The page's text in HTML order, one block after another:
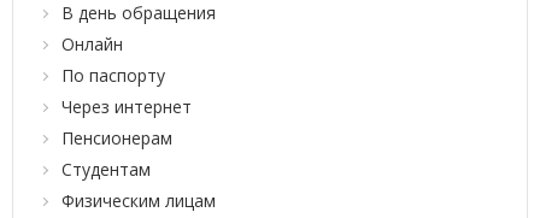
В день обращения
Онлайн
По паспорту
Через интернет
Пенсионерам
Студентам
Физическим лицам